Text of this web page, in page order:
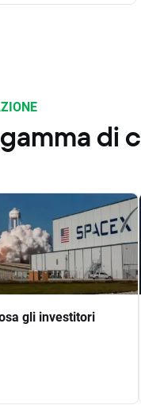
di
gli investitori